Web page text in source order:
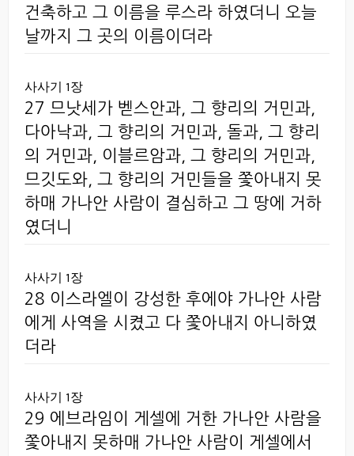
건축하고 그 이름을 루스라 하였더니 오늘
날까지 그 곳의 이름이더라
사사기 1장
27 므낫세가 벧스안과, 그 향리의 거민과,
다아낙과, 그 향리의 거민과, 돌과, 그 향리
의 거민과, 이블르암과, 그 향리의 거민과,
므깃도와, 그 향리의 거민들을 쫓아내지 못
하매 가나안 사람이 결심하고 그 땅에 거하
였더니
사사기 1장
28 이스라엘이 강성한 후에야 가나안 사람
에게 사역을 시켰고 다 쫓아내지 아니하였
더라
사사기 1장
29 에브라임이 게셀에 거한 가나안 사람을
쫓아내지 못하매 가나안 사람이 게셀에서